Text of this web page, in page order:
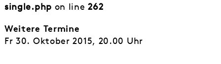
single.php on line262
Weitere Termine
Fr 30. Oktober 2015, 20.00 Uhr